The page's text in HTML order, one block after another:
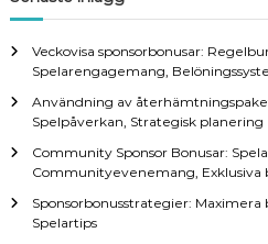
c
f
r
Veckovisa sponsorbonusar:
Spelarengagemang,
Användning av
Spelpåverkan, Strategisk planering
Community Sponsor Bonusar:
Communityevenemang, Exklusiva
Sponsorbonusstrategier:
Spelartips